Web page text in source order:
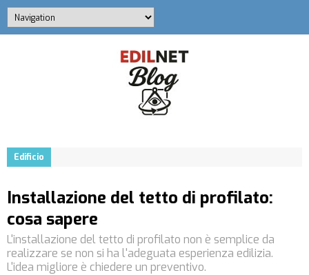
Edificio
Installazione del tetto di profilato:
cosa sapere
L'installazione del tetto di profilato non è semplice da
realizzare se non si ha l'adeguata esperienza edilizia.
L'idea migliore è chiedere un preventivo.